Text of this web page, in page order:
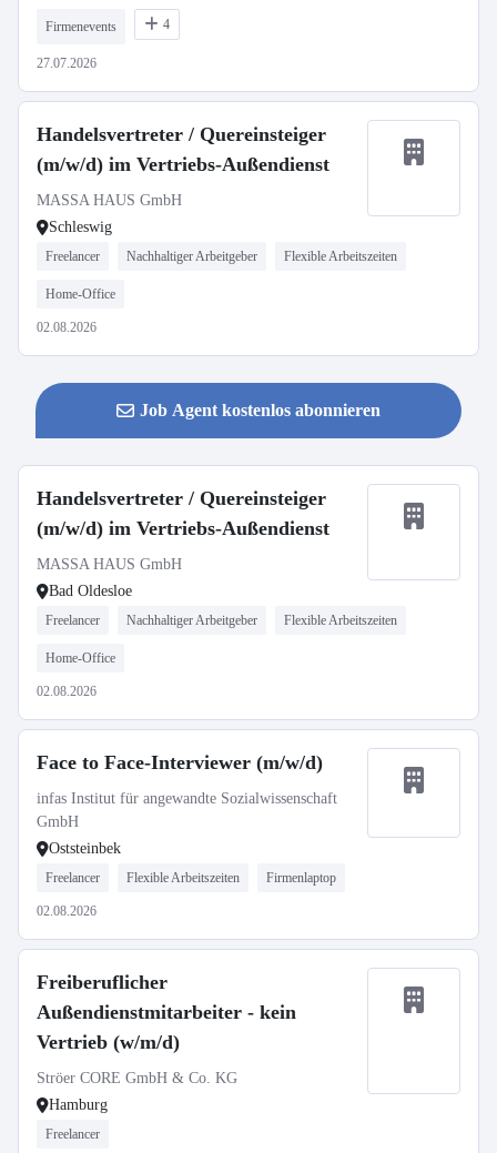
Firmenevents 4
27.07.2026
Handelsvertreter / Quereinsteiger
(m/w/d) im Vertriebs-Außendienst
MASSA HAUS GmbH
Schleswig
Freelancer Nachhaltiger Arbeitgeber Flexible Arbeitszeiten
Home-Office
02.08.2026
Job Agent kostenlos abonnieren
Handelsvertreter / Quereinsteiger
(m/w/d) im Vertriebs-Außendienst
MASSA HAUS GmbH
Bad Oldesloe
Freelancer Nachhaltiger Arbeitgeber Flexible Arbeitszeiten
Home-Office
02.08.2026
Face to Face-Interviewer (m/w/d)
infas Institut für angewandte Sozialwissenschaft
GmbH
Oststeinbek
Freelancer Flexible Arbeitszeiten Firmenlaptop
02.08.2026
Freiberuflicher
Außendienstmitarbeiter - kein
Vertrieb (w/m/d)
Ströer CORE GmbH & Co. KG
Hamburg
Freelancer